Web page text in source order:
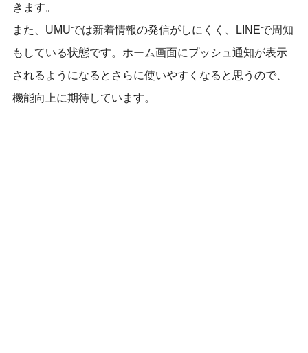
きます。
また、UMUでは新着情報の発信がしにくく、LINEで周知
もしている状態です。ホーム画面にプッシュ通知が表示
されるようになるとさらに使いやすくなると思うので、
機能向上に期待しています。